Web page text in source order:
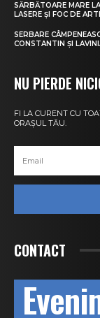
SĂRBĂTOARE MARE
LASERE ȘI FOC DE
SERBARE
CONSTANTIN ȘI
NU PIERDE
FI LA CURENT CU
ORAȘUL TĂU.
CONTACT